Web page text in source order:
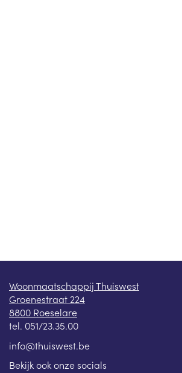
Woonmaatschappij Thuiswest
Groenestraat 224
8800 Roeselare
tel. 051/23.35.00
info@thuiswest.be
Bekijk ook onze socials